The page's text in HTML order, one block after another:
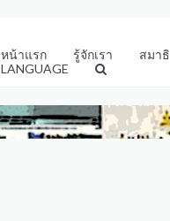
หน้าแรก รู้จักเรา สมาธิ
LANGUAGE